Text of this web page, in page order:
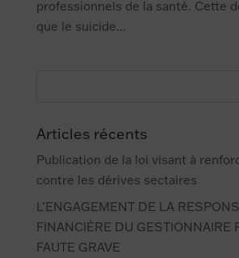
professionnels de la santé. Cette
que le suicide...
Articles récents
Publication de la loi visant à
contre les dérives sectaires
L’ENGAGEMENT DE LA
FINANCIÈRE DU GESTIONNAIRE
FAUTE GRAVE